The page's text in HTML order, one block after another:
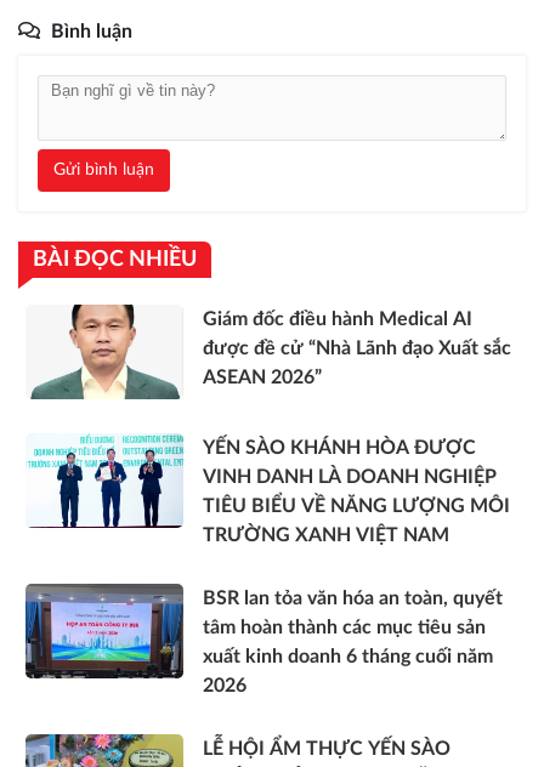
Bình luận
Gửi bình luận
BÀI ĐỌC NHIỀU
Giám đốc điều hành Medical AI
được đề cử “Nhà Lãnh đạo Xuất sắc
ASEAN 2026”
YẾN SÀO KHÁNH HÒA ĐƯỢC
VINH DANH LÀ DOANH NGHIỆP
TIÊU BIỂU VỀ NĂNG LƯỢNG MÔI
TRƯỜNG XANH VIỆT NAM
BSR lan tỏa văn hóa an toàn, quyết
tâm hoàn thành các mục tiêu sản
xuất kinh doanh 6 tháng cuối năm
2026
LỄ HỘI ẨM THỰC YẾN SÀO